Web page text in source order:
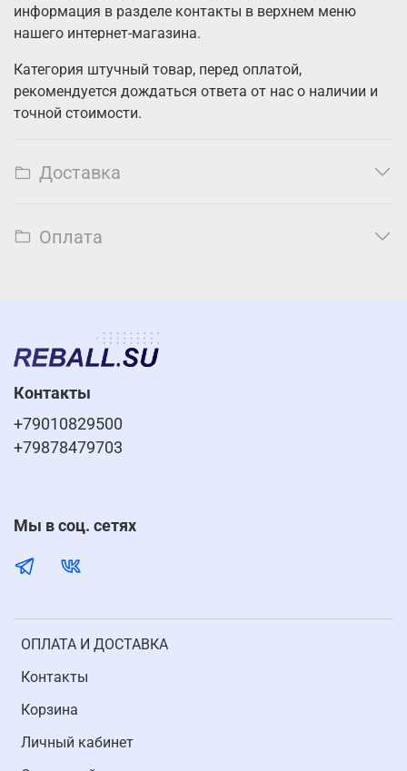
информация в разделе контакты в верхнем меню
нашего интернет-магазина.
Категория штучный товар, перед оплатой,
рекомендуется дождаться ответа от нас о наличии и
точной стоимости.
Доставка
Оплата
ОПЛАТА И ДОСТАВКА
Контакты
Корзина
Личный кабинет
Контакты
+79010829500
+79878479703
Мы в соц. сетях